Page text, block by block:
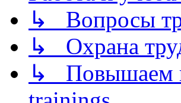
↳ Вопросы
↳ Охрана
↳ Повышаем